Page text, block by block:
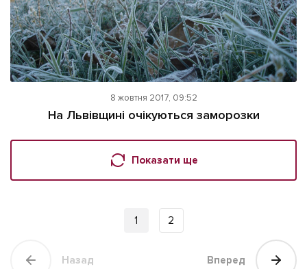
8 жовтня 2017, 09:52
На Львівщині очікуються заморозки
Показати ще
Назад
1 2
Вперед